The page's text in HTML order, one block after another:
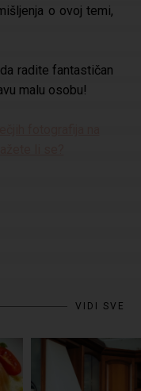
o ovoj temi,
radite fantastičan
malu osobu!
VIDI SVE